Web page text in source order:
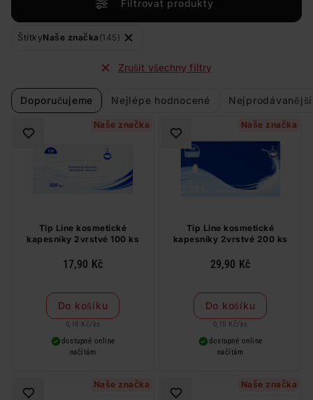
Filtrovat produkty
ŠtítkyNaše značka (145)
Zrušit všechny filtry
Doporučujeme Nejlépe hodnocené Nejprodávanější
Naše značka
Tip Line kosmetické
kapesníky 2vrstvé 100 ks
17,90 Kč
Do košíku
0,18 Kč/ ks
dostupné online
načítám
Naše značka
Tip Line kosmetické
kapesníky 2vrstvé 200 ks
29,90 Kč
Do košíku
0,15 Kč/ ks
dostupné online
načítám
Naše značka Naše značka